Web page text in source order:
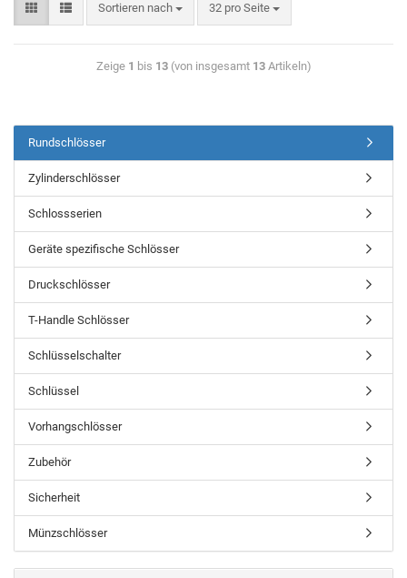
Sortieren nach 32 pro Seite
Zeige 1 bis 13(von insgesamt 13Artikeln)
Rundschlösser
Zylinderschlösser
Schlossserien
Geräte spezifische Schlösser
Druckschlösser
T-Handle Schlösser
Schlüsselschalter
Schlüssel
Vorhangschlösser
Zubehör
Sicherheit
Münzschlösser